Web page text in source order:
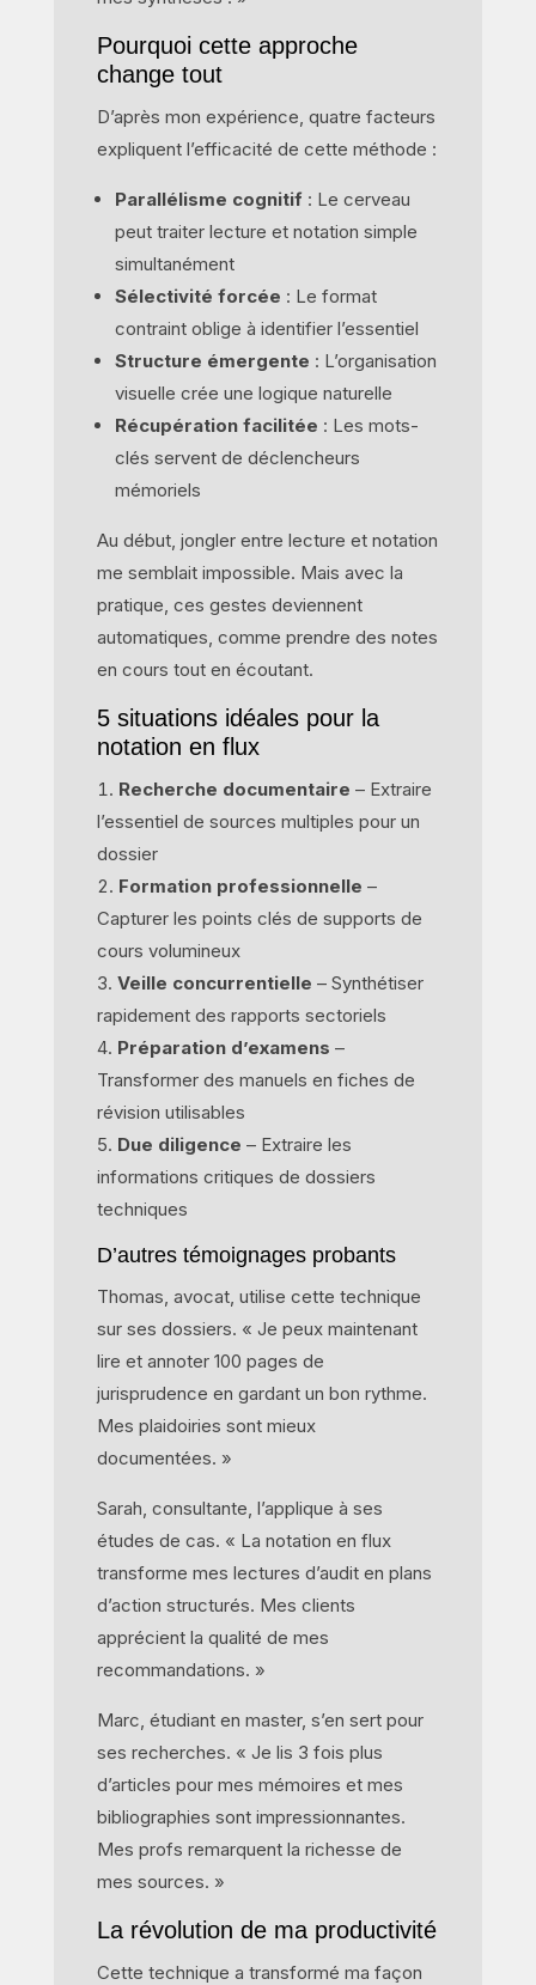
Pourquoi cette approche
change tout
D’après mon expérience, quatre facteurs
expliquent l’efficacité de cette méthode :
Parallélisme cognitif : Le cerveau
peut traiter lecture et notation simple
simultanément
Sélectivité forcée : Le format
contraint oblige à identifier l’essentiel
Structure émergente : L’organisation
visuelle crée une logique naturelle
Récupération facilitée : Les mots-
clés servent de déclencheurs
mémoriels
Au début, jongler entre lecture et notation
me semblait impossible. Mais avec la
pratique, ces gestes deviennent
automatiques, comme prendre des notes
en cours tout en écoutant.
5 situations idéales pour la
notation en flux
Recherche documentaire – Extraire
l’essentiel de sources multiples pour un
dossier
Formation professionnelle –
Capturer les points clés de supports de
cours volumineux
Veille concurrentielle – Synthétiser
rapidement des rapports sectoriels
Préparation d’examens –
Transformer des manuels en fiches de
révision utilisables
Due diligence – Extraire les
informations critiques de dossiers
techniques
D’autres témoignages probants
Thomas, avocat, utilise cette technique
sur ses dossiers. « Je peux maintenant
lire et annoter 100 pages de
jurisprudence en gardant un bon rythme.
Mes plaidoiries sont mieux
documentées. »
Sarah, consultante, l’applique à ses
études de cas. « La notation en flux
transforme mes lectures d’audit en plans
d’action structurés. Mes clients
apprécient la qualité de mes
recommandations. »
Marc, étudiant en master, s’en sert pour
ses recherches. « Je lis 3 fois plus
d’articles pour mes mémoires et mes
bibliographies sont impressionnantes.
Mes profs remarquent la richesse de
mes sources. »
La révolution de ma productivité
Cette technique a transformé ma façon